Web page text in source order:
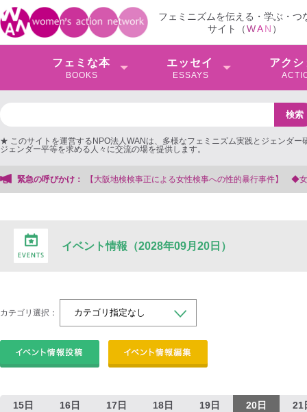
フェミニズムを伝える・学ぶ・つ
サイト（WAN ）
フェミな本
BOOKS
エッセイ
ESSAYS
アクシ
★ このサイトを運営するNPO法人WANは、多様なフェミニズム実践とジェンダー
ジェンダー平等を求める人々に交流の場を提供します。
緊急の呼びかけ：
事正による女性検事への性的暴行事件】 ◆女性検事を支援する会事務局
イベント情報（2028年09月20日）
カテゴリ選択：
15日 16日 17日 18日 19日 20日 21